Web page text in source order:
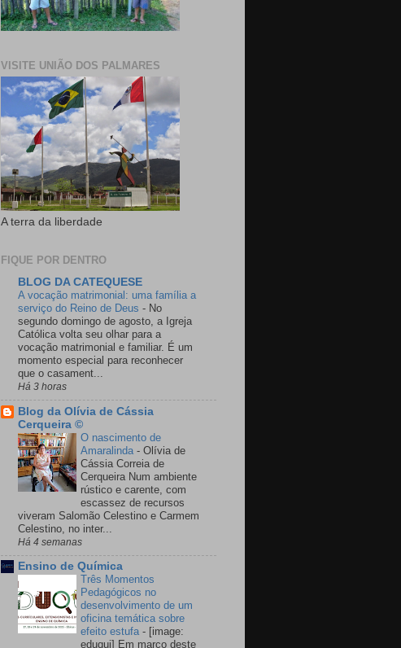
VISITE UNIÃO DOS PALMARES
A terra da liberdade
FIQUE POR DENTRO
BLOG DA CATEQUESE
A vocação matrimonial: uma família a
serviço do Reino de Deus - No
segundo domingo de agosto, a Igreja
Católica volta seu olhar para a
vocação matrimonial e familiar. É um
momento especial para reconhecer
que o casament...
Há 3 horas
Blog da Olívia de Cássia
Cerqueira ©
O nascimento de
Amaralinda - Olívia de
Cássia Correia de
Cerqueira Num ambiente
rústico e carente, com
escassez de recursos
viveram Salomão Celestino e Carmem
Celestino, no inter...
Há 4 semanas
Ensino de Química
Três Momentos
Pedagógicos no
desenvolvimento de um
oficina temática sobre
efeito estufa - [image:
eduqui] Em março deste